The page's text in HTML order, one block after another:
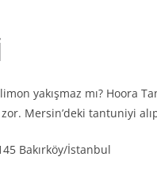
limon yakışmaz mı?
Mersin’deki tantuniyi
Bakırköy/İstanbul